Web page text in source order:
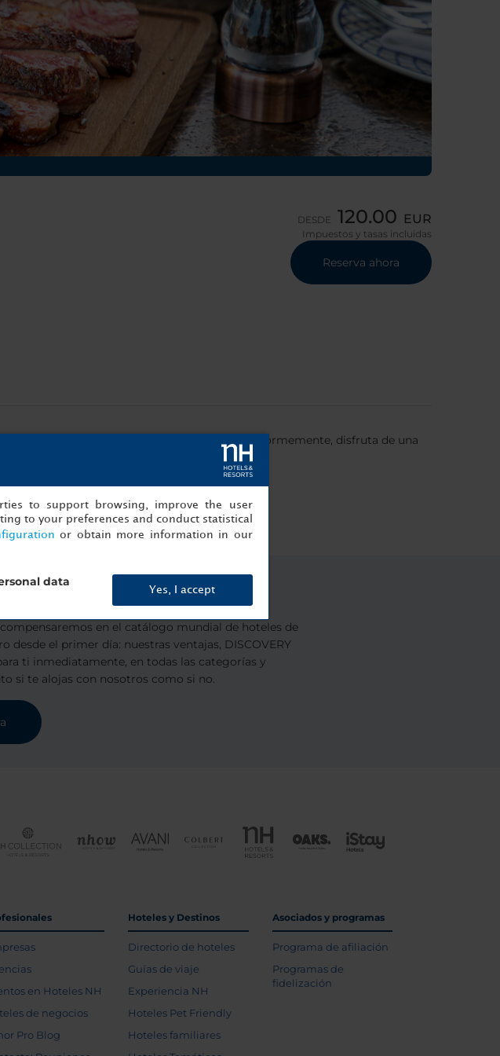
DESDE 120.00 EUR
Impuestos y tasas incluidas
Reserva ahora
Steakhouse. Como miembro que valoramos enormemente, disfruta de una
Loyalty Program
en el catálogo mundial de hoteles de
el primer día: nuestras ventajas, DISCOVERY
ti inmediatamente, en todas las categorías y
si te alojas con nosotros como si no.
en Hoteles NH
de negocios
Pro Blog
Hoteles y Destinos
Directorio de hoteles
Guías de viaje
Experiencia NH
Hoteles Pet Friendly
Hoteles familiares
Asociados y programas
Programa de afiliación
Programas de
fidelización
to support browsing, improve the user
to your preferences and conduct statistical
or obtain more information in our
data
Yes, I accept